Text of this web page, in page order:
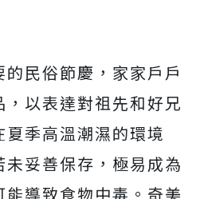
民俗節慶，家家戶戶
以表達對祖先和好兄
季高溫潮濕的環境
妥善保存，極易成為
導致食物中毒。奇美